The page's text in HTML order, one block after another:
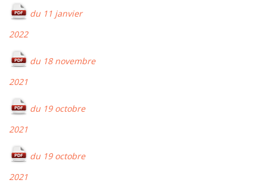
du 11 janvier
2022
du 18 novembre
2021
du 19 octobre
2021
du 19 octobre
2021